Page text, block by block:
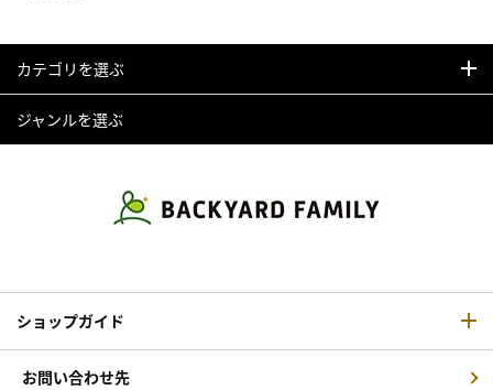
カテゴリを選ぶ
ジャンルを選ぶ
ショップガイド
お問い合わせ先